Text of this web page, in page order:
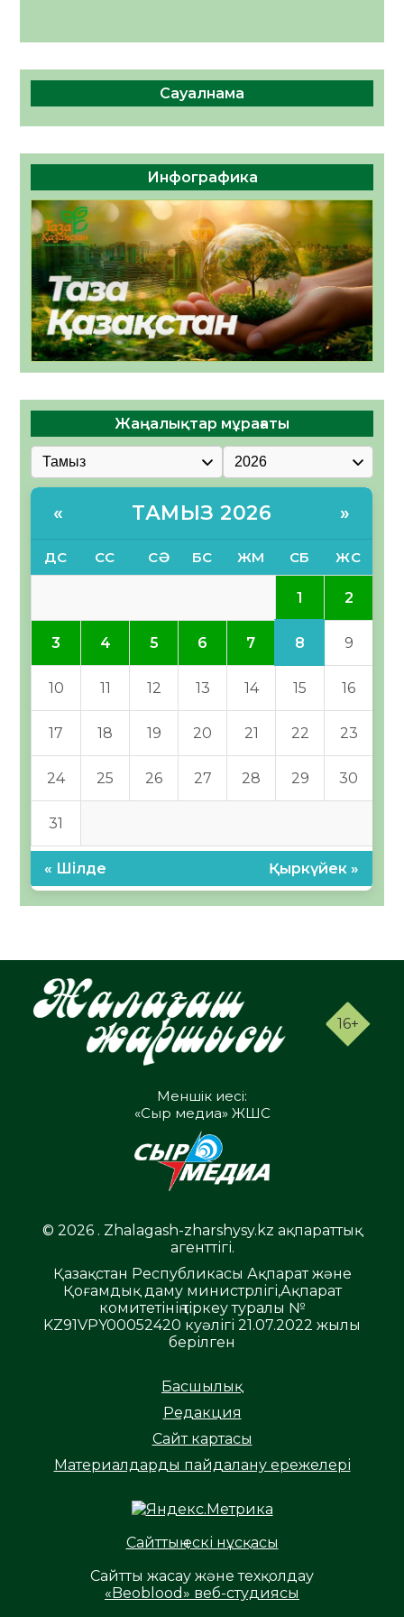
Сауалнама
Инфографика
Жаңалықтар мұрағаты
« ТАМЫЗ 2026 »
ДС СС СӘ БС ЖМ СБ ЖС
1 2
3 4 5 6 7 8 9
10 11 12 13 14 15 16
17 18 19 20 21 22 23
24 25 26 27 28 29 30
31
« Шілде Қыркүйек »
16+
Меншік иесі:
«Сыр медиа» ЖШС
© 2026 . Zhalagash-zharshysy.kz ақпараттық
агенттігі.
Қазақстан Республикасы Ақпарат және
Қоғамдық даму министрлігі,Ақпарат
комитетінің тіркеу туралы №
KZ91VPY00052420 куәлігі 21.07.2022 жылы
берілген
Басшылық
Редакция
Сайт картасы
Материалдарды пайдалану ережелері
Сайттың ескі нұсқасы
Сайтты жасау және техқолдау
«Beoblood» веб-студиясы